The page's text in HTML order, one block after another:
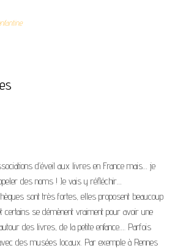
d’éveil aux livres en France mais… je
des noms ! Je vais y réfléchir…
sont très fortes, elles proposent beaucoup
certains se démènent vraiment pour avoir une
des livres, de la petite enfance…. Parfois
des musées locaux. Par exemple à Rennes